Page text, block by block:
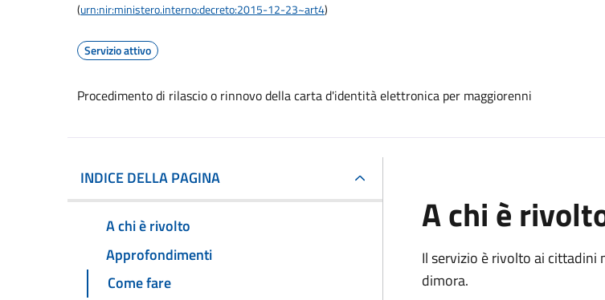
(urn:nir:ministero.interno:decreto:2015-12-23~art4)
Servizio attivo
Procedimento di rilascio o rinnovo della carta d'identità elettronica per maggiorenni
INDICE DELLA PAGINA
A chi è rivolto
Approfondimenti
Come fare
A chi è
Il servizio è rivolto ai cittadini
dimora.